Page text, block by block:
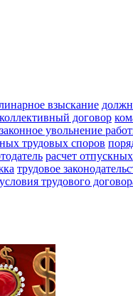
взыскание
коллективный договор
увольнение
трудовых споров
расчет отпускных
трудовое
условия трудового